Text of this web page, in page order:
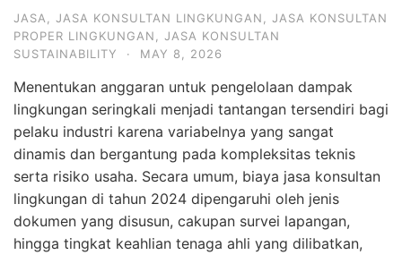
JASA JASA KONSULTAN LINGKUNGAN
JASA KONSULTAN
PROPER LINGKUNGAN
JASA KONSULTAN
SUSTAINABILITY
· MAY 8, 2026
Menentukan anggaran untuk pengelolaan dampak
lingkungan seringkali menjadi tantangan tersendiri bagi
pelaku industri karena variabelnya yang sangat
dinamis dan bergantung pada kompleksitas teknis
serta risiko usaha. Secara umum, biaya jasa konsultan
lingkungan di tahun 2024 dipengaruhi oleh jenis
dokumen yang disusun, cakupan survei lapangan,
hingga tingkat keahlian tenaga ahli yang dilibatkan,